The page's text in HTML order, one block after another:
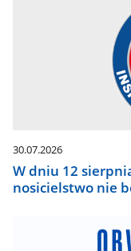
30.07.2026
W dniu 12
nosicielstwo nie